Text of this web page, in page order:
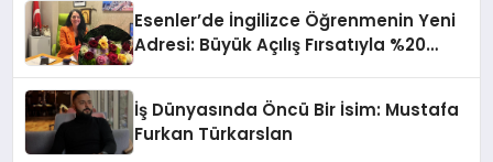
Esenler’de İngilizce Öğrenmenin Yeni
Adresi: Büyük Açılış Fırsatıyla %20
İş Dünyasında Öncü Bir İsim: Mustafa
Furkan Türkarslan